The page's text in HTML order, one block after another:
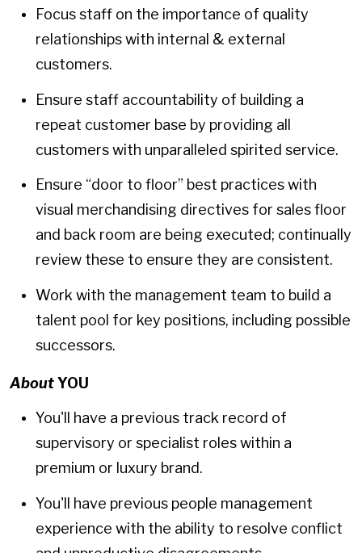
Focus staff on the importance of quality
relationships with internal & external
customers.
Ensure staff accountability of building a
repeat customer base by providing all
customers with unparalleled spirited service.
Ensure “door to floor” best practices with
visual merchandising directives for sales floor
and back room are being executed; continually
review these to ensure they are consistent.
Work with the management team to build a
talent pool for key positions, including possible
successors.
AboutYOU
You'll have a previous track record of
supervisory or specialist roles within a
premium or luxury brand.
You'll have previous people management
experience with the ability to resolve conflict